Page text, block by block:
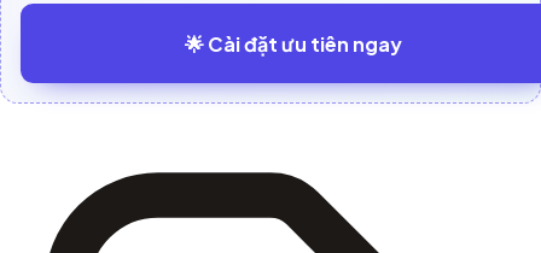
🌟 Cài đặt ưu tiên ngay